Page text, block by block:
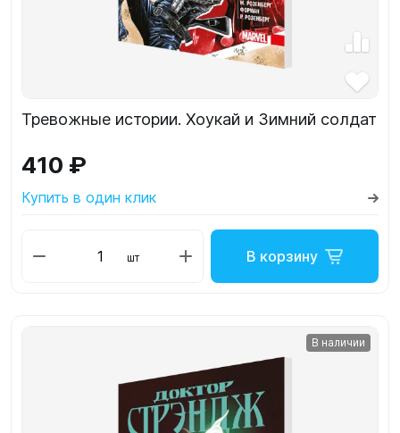
Тревожные истории. Хоукай и Зимний солдат
410 ₽
Купить в один клик
шт В корзину
В наличии